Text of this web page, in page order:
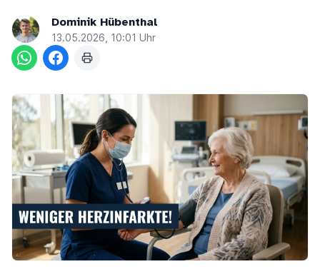
Dominik Hübenthal
13.05.2026, 10:01 Uhr